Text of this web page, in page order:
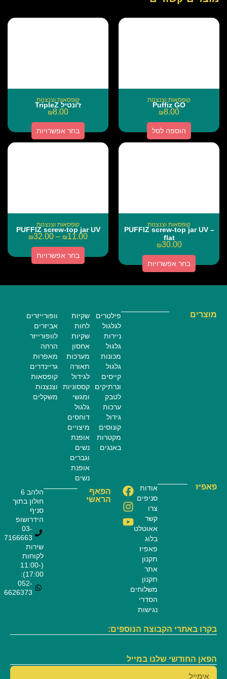
קופסאות וצנצנות
Puffiz GO
₪8.00
הוספה לסל
קופסאות וצנצנות
ז'ונטיל TripleZ
₪8.00
בחר אפשרויות
קופסאות וצנצנות
PUFFIZ screw-top jar UV –
flat
₪30.00
בחר אפשרויות
קופסאות וצנצנות
PUFFIZ screw-top jar UV
₪11.00
–
₪32.00
בחר אפשרויות
מוצרים
פילטרים
לגלגול
ניירות
גלגול
מכונות
גלגול
קייסים
ונרתיקים
לטבק
ערכות
גידול
קונוסים
מקטרות
באנגים
שקיות
לחות
שקיות
אחסון
מערכות
תאורה
לגידול
קססוניות
ומגשי
גלגול
דוחסים
מיצויים
אופנת
נשים
וגברים
אופנת
נשים
וופורייזרים
אביזרים
לוופורייזר
הרחה
מאפרות
גריינדרים
קופסאות
וצנצנות
משקלים
פאפיז
אודות
סניפים
צרו
קשר
אאוטלט
בלוג
פאפיז
תקנון
אתר
תקנון
משלוחים
הסדרי
נגישות
הפאף
הראשי
הלהב 6
חולון בתוך
סניף
הידרושופ
03-
7166663
שירות
לקוחות
(11:00-
17:00):
052-
6626373
בקרו באתרי הקבוצה הנוספים:
הפאן החודשי שלנו במייל